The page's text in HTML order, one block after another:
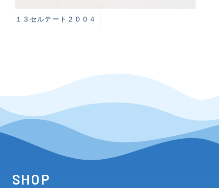
１３セルテート２００４
SHOP